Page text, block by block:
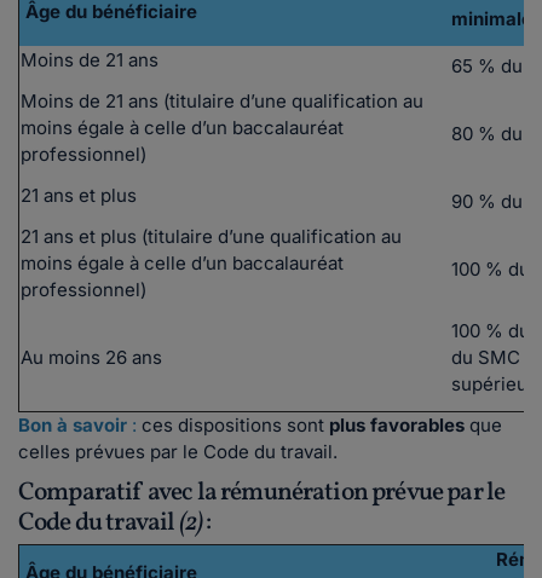
Âge du bénéficiaire
minimale
Moins de 21 ans
65 % du
Moins de 21 ans (titulaire d’une qualification au
moins égale à celle d’un baccalauréat
professionnel)
80 % du
21 ans et plus
90 % du
21 ans et plus (titulaire d’une qualification au
moins égale à celle d’un baccalauréat
professionnel)
100 % du
Au moins 26 ans
100 % du
du SMC si
supérieur
Bon à savoir : ces dispositions sont plus favorables que
celles prévues par le Code du travail.
Comparatif avec la rémunération prévue par le
Code du travail(2):
Âge du bénéficiaire